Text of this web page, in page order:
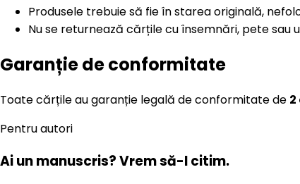
Produsele trebuie să fie în starea originală,
Nu se returnează cărțile cu însemnări, pete sau
Garanție de conformitate
Toate cărțile au garanție legală de conformitate de 2
Pentru autori
Ai un manuscris?Vrem să-l citim.